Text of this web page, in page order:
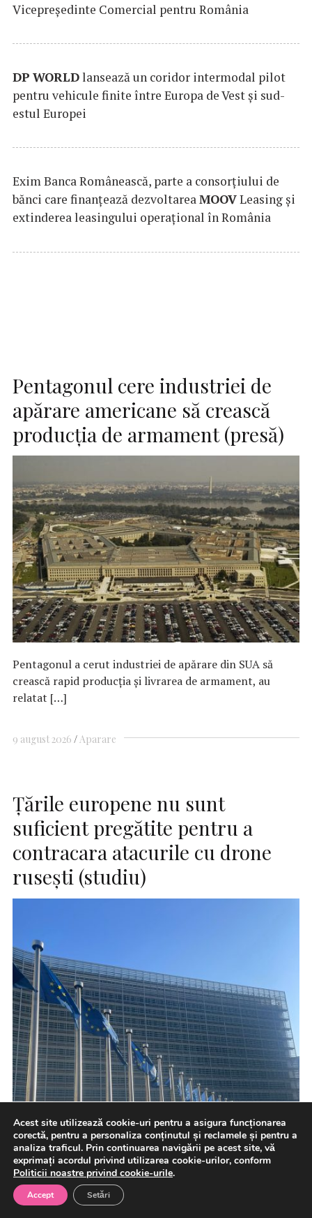
Vicepreședinte Comercial pentru România
DP WORLDlansează un coridor intermodal pilot
pentru vehicule finite între Europa de Vest și sud-
estul Europei
Exim Banca Românească, parte a consorțiului de
bănci care finanțează dezvoltareaMOOVLeasing și
extinderea leasingului operațional în România
Pentagonul cere industriei de
apărare americane să crească
producţia de armament (presă)
Pentagonul a cerut industriei de apărare din SUA să
crească rapid producţia şi livrarea de armament, au
relatat […]
9 august 2026 Aparare
Ţările europene nu sunt
suficient pregătite pentru a
contracara atacurile cu drone
ruseşti (studiu)
Acest site utilizează cookie-uri pentru a asigura funcționarea
corectă, pentru a personaliza conținutul și reclamele și pentru a
analiza traficul. Prin continuarea navigării pe acest site, vă
exprimați acordul privind utilizarea cookie-urilor, conform
Politicii noastre privind cookie-urile.
Accept Setări